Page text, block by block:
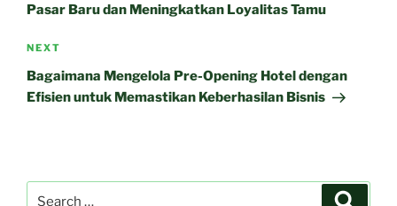
Pasar Baru dan Meningkatkan Loyalitas Tamu
Next
Post
NEXT
Bagaimana Mengelola Pre-Opening Hotel dengan
Efisien untuk Memastikan Keberhasilan Bisnis